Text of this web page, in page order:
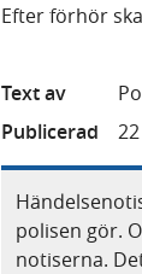
Efter förhör
Text av
Publicerad
polisen gör.
notiserna.